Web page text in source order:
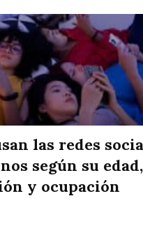
las redes
según su
y ocupación